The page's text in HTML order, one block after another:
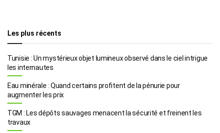
Les plus récents
Tunisie : Un mystérieux objet lumineux observé dans le ciel intrigue
les internautes
Eau minérale : Quand certains profitent de la pénurie pour
augmenter les prix
TGM : Les dépôts sauvages menacent la sécurité et freinent les
travaux